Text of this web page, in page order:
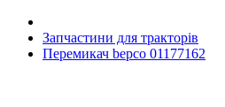
Запчастини для тракторів
Перемикач bepco 01177162